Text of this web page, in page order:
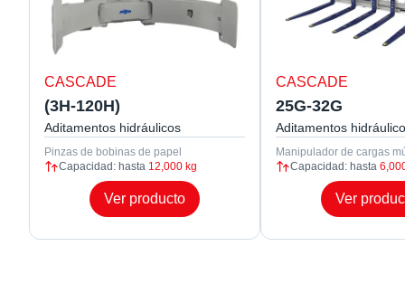
CASCADE
(3H-120H)
Aditamentos hidráulicos
Pinzas de bobinas de papel
Capacidad: hasta 12,000 kg
Ver producto
CASCADE
25G-32G
Aditamentos
Manipulador de cargas
Capacidad: hasta
Ver